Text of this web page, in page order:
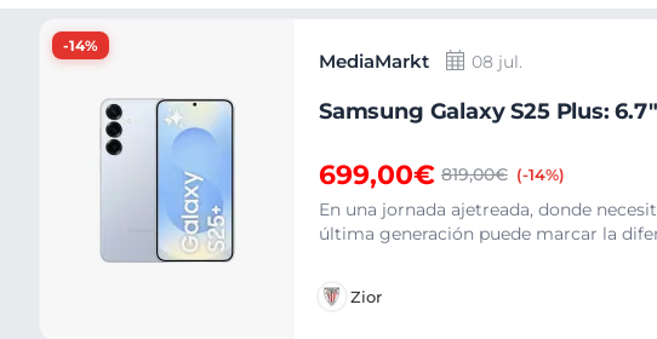
-14%
MediaMarkt 08 jul.
Samsung Galaxy S25 Plus:
699,00€ 819,00€ (-14%)
En una jornada ajetreada, donde
última generación puede marcar la
Zior